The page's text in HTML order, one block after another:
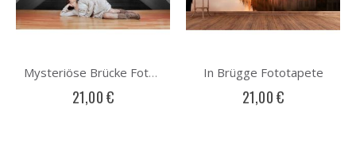
Mysteriöse Brücke Fototapete
21,00 €
In Brügge Fototapete
21,00 €